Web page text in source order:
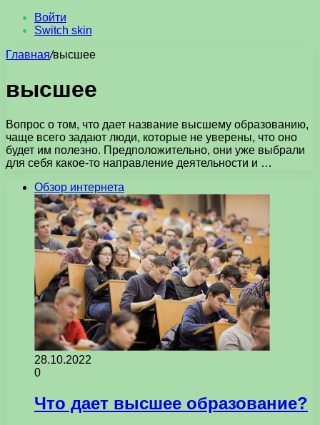
Войти
Switch skin
Главная/высшее
высшее
Вопрос о том, что дает название высшему образованию,
чаще всего задают люди, которые не уверены, что оно
будет им полезно. Предположительно, они уже выбрали
для себя какое-то направление деятельности и …
Обзор интернета
28.10.2022
0
Что дает высшее образование?